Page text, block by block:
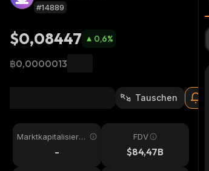
#14889
$0,08447 0,6%
฿0,0000013
Tauschen
Marktkapitalisieru
-
FDV
$84,47B